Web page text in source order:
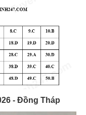
- Đồng Tháp